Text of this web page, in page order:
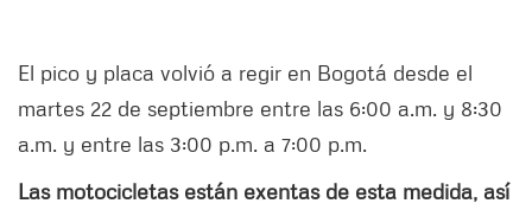
El pico y placa volvió a regir en Bogotá desde el
martes 22 de septiembre entre las 6:00 a.m. y 8:30
a.m. y entre las 3:00 p.m. a 7:00 p.m.
Las motocicletas están exentas de esta medida, así